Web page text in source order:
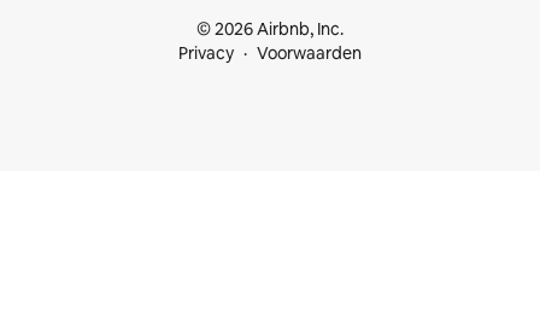
© 2026 Airbnb, Inc.
Privacy
Voorwaarden